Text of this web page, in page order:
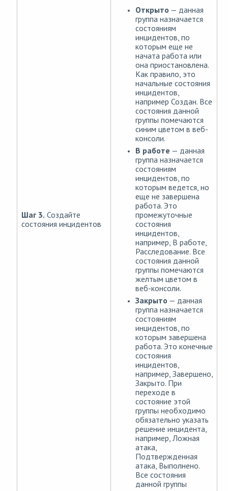
Шаг 3. Создайте
состояния инцидентов
Открыто — данная
группа назначается
состояниям
инцидентов, по
которым еще не
начата работа или
она приостановлена.
Как правило, это
начальные состояния
инцидентов,
например Создан. Все
состояния данной
группы помечаются
синим цветом в веб-
консоли.
В работе — данная
группа назначается
состояниям
инцидентов, по
которым ведется, но
еще не завершена
работа. Это
промежуточные
состояния
инцидентов,
например, В работе,
Расследование. Все
состояния данной
группы помечаются
желтым цветом в
веб-консоли.
Закрыто — данная
группа назначается
состояниям
инцидентов, по
которым завершена
работа. Это конечные
состояния
инцидентов,
например, Завершено,
Закрыто. При
переходе в
состояние этой
группы необходимо
обязательно указать
решение инцидента,
например, Ложная
атака,
Подтвержденная
атака, Выполнено.
Все состояния
данной группы